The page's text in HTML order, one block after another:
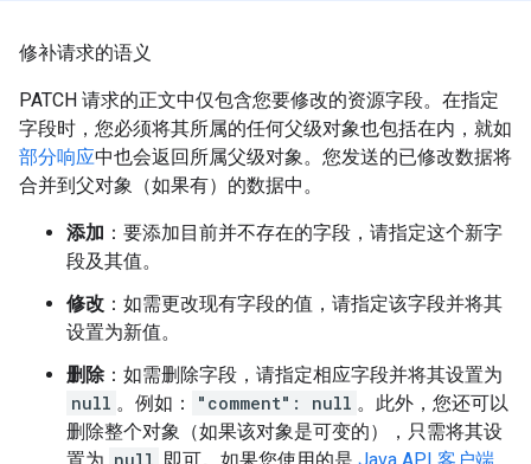
修补请求的语义
PATCH 请求的正文中仅包含您要修改的资源字段。在指定
字段时，您必须将其所属的任何父级对象也包括在内，就如
部分响应中也会返回所属父级对象。您发送的已修改数据将
合并到父对象（如果有）的数据中。
添加 ：要添加目前并不存在的字段，请指定这个新字
段及其值。
修改 ：如需更改现有字段的值，请指定该字段并将其
设置为新值。
删除：如需删除字段，请指定相应字段并将其设置为
null 。例如： "comment": null 。此外，您还可以
删除整个对象（如果该对象是可变的），只需将其设